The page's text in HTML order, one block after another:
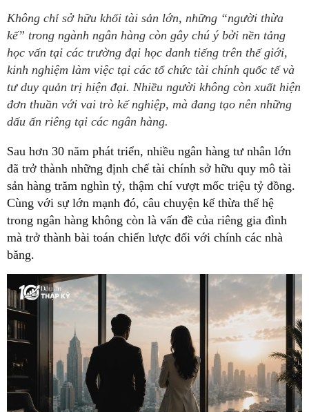
Không chỉ sở hữu khối tài sản lớn, những “người thừa
kế” trong ngành ngân hàng còn gây chú ý bởi nền tảng
học vấn tại các trường đại học danh tiếng trên thế giới,
kinh nghiệm làm việc tại các tổ chức tài chính quốc tế và
tư duy quản trị hiện đại. Nhiều người không còn xuất hiện
đơn thuần với vai trò kế nghiệp, mà đang tạo nên những
dấu ấn riêng tại các ngân hàng.
Sau hơn 30 năm phát triển, nhiều ngân hàng tư nhân lớn
đã trở thành những định chế tài chính sở hữu quy mô tài
sản hàng trăm nghìn tỷ, thậm chí vượt mốc triệu tỷ đồng.
Cùng với sự lớn mạnh đó, câu chuyện kế thừa thế hệ
trong ngân hàng không còn là vấn đề của riêng gia đình
mà trở thành bài toán chiến lược đối với chính các nhà
băng.